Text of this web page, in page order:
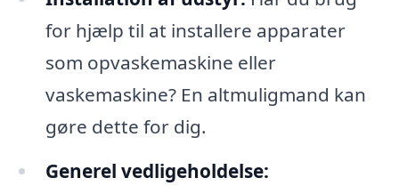
for hjælp til at installere apparater
som opvaskemaskine eller
vaskemaskine? En altmuligmand kan
gøre dette for dig.
Generel vedligeholdelse: